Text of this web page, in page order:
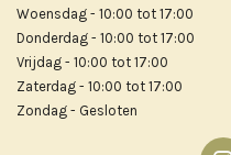
Woensdag - 10:00 tot 17:00
Donderdag - 10:00 tot 17:00
Vrijdag - 10:00 tot 17:00
Zaterdag - 10:00 tot 17:00
Zondag - Gesloten